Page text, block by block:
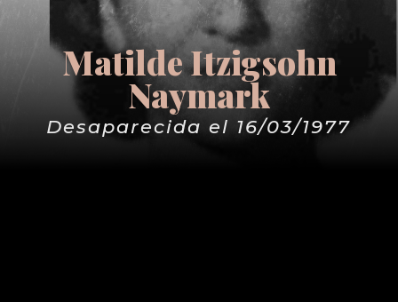
Matilde Itzigsohn
Naymark
Desaparecida el 16/03/1977